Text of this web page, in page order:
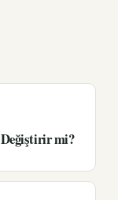
mi?